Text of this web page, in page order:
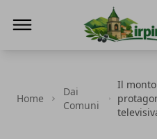
Home
Dai
Comuni
Il